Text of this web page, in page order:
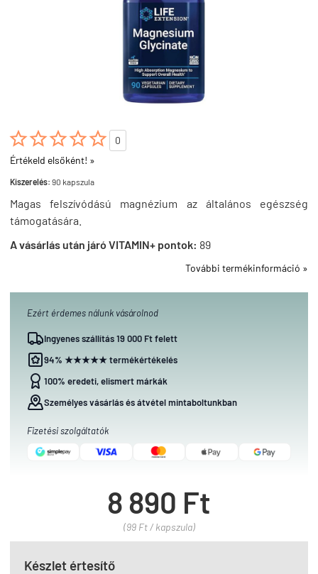

0
Értékeld elsőként! »
Kiszerelés: 90 kapszula
Magas felszívódású magnézium az általános egészség
támogatására.
A vásárlás után járó VITAMIN+ pontok: 89
További termékinformáció »
Ezért érdemes nálunk vásárolnod
Ingyenes szállítás 19 000 Ft felett
94% ★★★★★ termékértékelés
100% eredeti, elismert márkák
Személyes vásárlás és átvétel mintaboltunkban
Fizetési szolgáltatók
8 890 Ft
(99 Ft / kapszula)
Készlet értesítő